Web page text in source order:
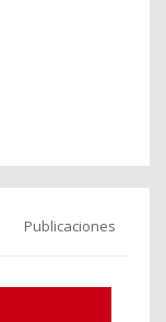
Publicaciones